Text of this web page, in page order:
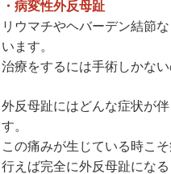
・病変性外反母趾
リウマチやヘバーデン結節
います。
治療をするには手術しかない
外反母趾にはどんな症状が
す。
この痛みが生じている時こ
行えば完全に外反母趾にな